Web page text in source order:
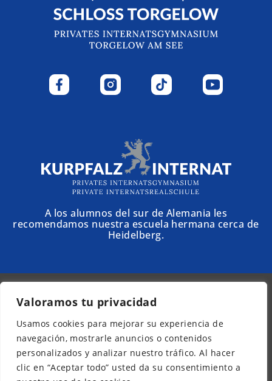
Valoramos tu privacidad
Usamos cookies para mejorar su experiencia de
navegación, mostrarle anuncios o contenidos
personalizados y analizar nuestro tráfico. Al hacer
clic en “Aceptar todo” usted da su consentimiento a
A los alumnos del sur de Alemania les
recomendamos nuestra escuela hermana cerca de
Heidelberg.
© 2025 - Schloss Torgelow
Boletín informativo
Aviso legal
Protección de datos